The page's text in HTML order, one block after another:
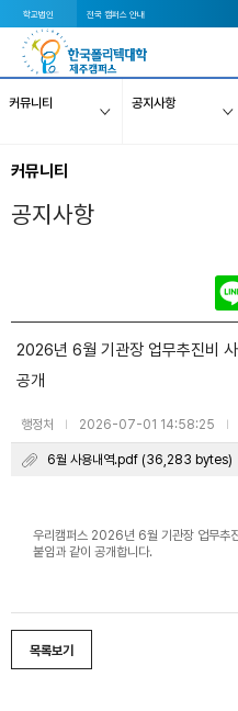
학교법인 전국 캠퍼스 안내
커뮤니티 공지사항
커뮤니티
공지사항
​​​​​​​​​​​​​​​​​​​​​​​​​2026년 6월 기관장 업무추진비
공개
행정처 | 2026-07-01 14:58:25 |
6월 사용내역.pdf (36,283 bytes)
우리캠퍼스 2026년 6월 기관장 업무추
붙임과 같이 공개합니다.
목록보기